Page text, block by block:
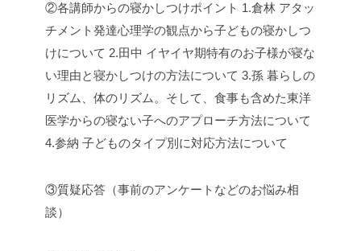
②各講師からの寝かしつけポイント 1.倉林 アタッ
チメント発達心理学の観点から子どもの寝かしつ
けについて 2.田中 イヤイヤ期特有のお子様が寝な
い理由と寝かしつけの方法について 3.孫 暮らしの
リズム、体のリズム。そして、食事も含めた東洋
医学からの寝ない子へのアプローチ方法について
4.参納 子どものタイプ別に対応方法について
③質疑応答（事前のアンケートなどのお悩み相
談）